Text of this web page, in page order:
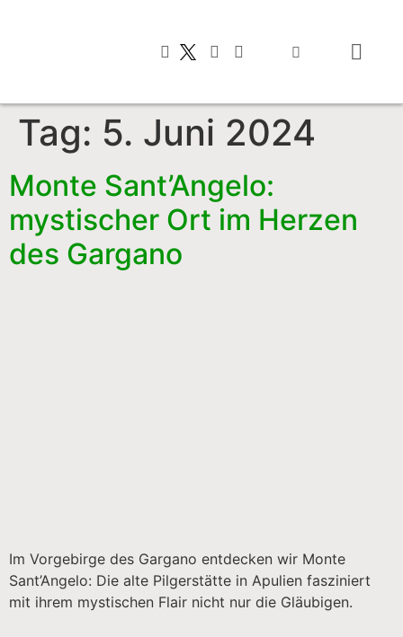
Tag: 5. Juni 2024
Monte Sant’Angelo:
mystischer Ort im Herzen
des Gargano
Im Vorgebirge des Gargano entdecken wir Monte
Sant’Angelo: Die alte Pilgerstätte in Apulien fasziniert
mit ihrem mystischen Flair nicht nur die Gläubigen.